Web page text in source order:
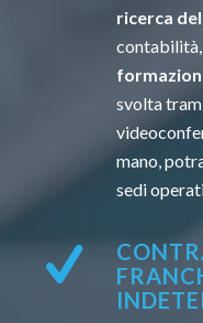
ricerca
contabilità,
svolta
mano,
sedi